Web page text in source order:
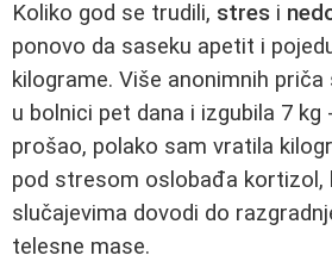
Koliko god se trudili, stres i
ponovo da saseku apetit i
kilograme. Više anonimnih priča
u bolnici pet dana i izgubila 7 kg
prošao, polako sam vratila
pod stresom oslobađa kortizol,
slučajevima dovodi do
telesne mase.